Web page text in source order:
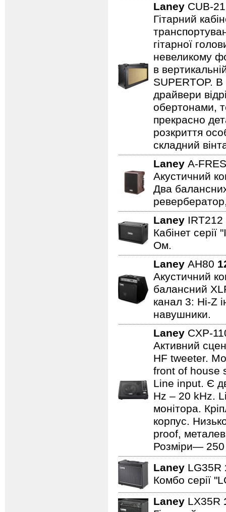
Laney CUB-
Гітарний
гітарної
невеликому
в
SUPERTOP. В
драйвери
обертонами,
прекрасно
розкриття
складний
Laney A-
Акустичний
Два
Laney IRT212
Кабінет
Ом.
Laney AH80
Акустичний
балансний
канал 3: Hi-Z
навушники.
Laney CXP-
Активний
HF tweeter.
front of house
Line input. Є
Hz – 20 kHz.
монітора.
корпус.
proof,
Розміри—
Laney LG35R
Комбо серії
Laney LX35R